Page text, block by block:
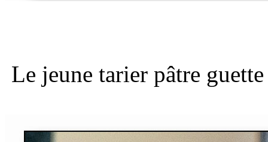
Le jeune tarier pâtre